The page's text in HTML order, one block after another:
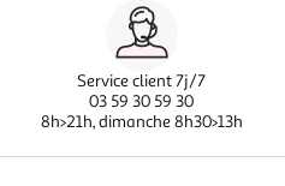
Service client 7j/7
03 59 30 59 30
8h>21h, dimanche 8h30>13h